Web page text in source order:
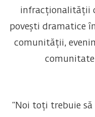
infracționalității
povești dramatice
comunității,
comunitate
“Noi toți trebuie